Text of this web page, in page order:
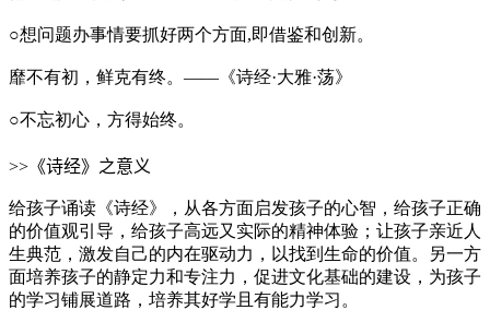
○想问题办事情要抓好两个方面,即借鉴和创新。
靡不有初，鲜克有终。——《诗经·大雅·荡》
○不忘初心，方得始终。
>> 《诗经》之意义
给孩子诵读《诗经》，从各方面启发孩子的心智，给孩子正确
的价值观引导，给孩子高远又实际的精神体验；让孩子亲近人
生典范，激发自己的内在驱动力，以找到生命的价值。另一方
面培养孩子的静定力和专注力，促进文化基础的建设，为孩子
的学习铺展道路，培养其好学且有能力学习。